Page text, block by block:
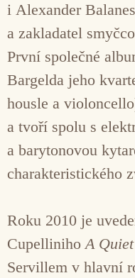
i Alexander
a zakladatel
První společné
Bargelda jeho
housle a
a tvoří spolu s
a barytonovou
charakteristického
Roku 2010 je
CupellinihoA
Servillem v hlavní